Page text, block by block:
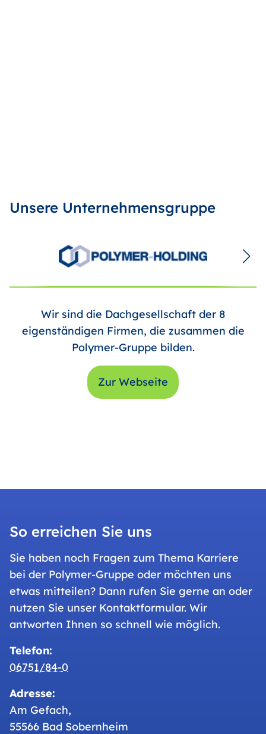
Unsere Unternehmensgruppe
Wir sind die Dachgesellschaft der 8
eigenständigen Firmen, die zusammen die
Polymer-Gruppe bilden.
Zur Webseite
So erreichen Sie uns
Sie haben noch Fragen zum Thema Karriere
bei der Polymer-Gruppe oder möchten uns
etwas mitteilen? Dann rufen Sie gerne an oder
nutzen Sie unser Kontaktformular. Wir
antworten Ihnen so schnell wie möglich.
Telefon:
06751/84-0
Adresse:
Am Gefach,
55566 Bad Sobernheim